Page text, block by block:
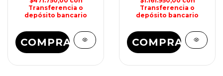
Transferencia o
depósito bancario
COMPRAR
Transferencia o
depósito bancario
COMPRAR